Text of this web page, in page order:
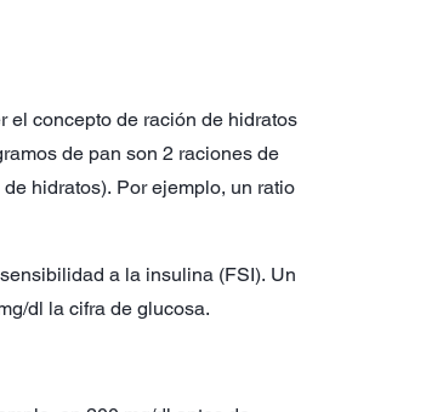
el concepto de ración de hidratos
de pan son 2 raciones de
hidratos). Por ejemplo, un ratio
a la insulina (FSI). Un
dl la cifra de glucosa.